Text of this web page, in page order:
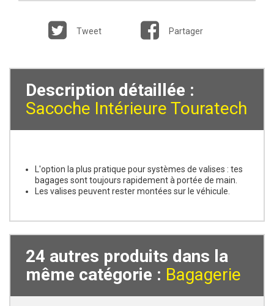
Tweet Partager
Description détaillée :
Sacoche Intérieure Touratech
L'option la plus pratique pour systèmes de valises : tes
bagages sont toujours rapidement à portée de main.
Les valises peuvent rester montées sur le véhicule.
24 autres produits dans la
même catégorie : Bagagerie